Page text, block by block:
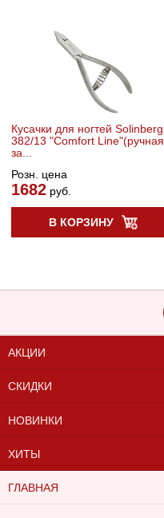
Кусачки для ногтей Solinberg
382/13 "Comfort Line"(ручная
за...
Розн. цена
1682руб.
В КОРЗИНУ
АКЦИИ
СКИДКИ
НОВИНКИ
ХИТЫ
ГЛАВНАЯ